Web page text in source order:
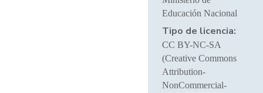
Educación Nacional
Tipo de licencia:
CC BY-NC-SA
(Creative Commons
Attribution-
NonCommercial-